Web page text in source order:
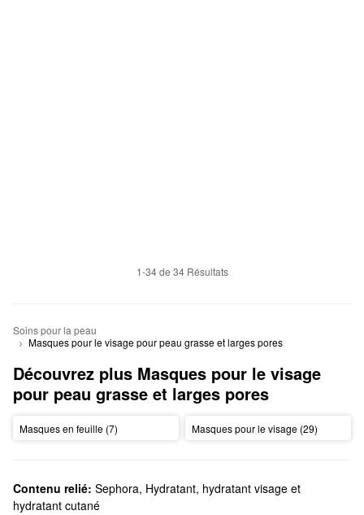
1-34 de 34 Résultats
Soins pour la peau
Masques pour le visage pour peau grasse et larges pores
Découvrez plus Masques pour le visage
pour peau grasse et larges pores
Masques en feuille (7) Masques pour le visage (29)
Contenu relié: Sephora, Hydratant, hydratant visage et
hydratant cutané